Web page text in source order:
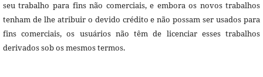
seu trabalho para fins não comerciais, e embora os novos trabalhos
tenham de lhe atribuir o devido crédito e não possam ser usados para
fins comerciais, os usuários não têm de licenciar esses trabalhos
derivados sob os mesmos termos.